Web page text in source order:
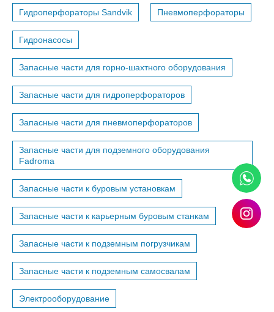
Гидроперфораторы Sandvik Пневмоперфораторы
Гидронасосы
Запасные части для горно-шахтного оборудования
Запасные части для гидроперфораторов
Запасные части для пневмоперфораторов
Запасные части для подземного оборудования
Fadroma
Запасные части к буровым установкам
Запасные части к карьерным буровым станкам
Запасные части к подземным погрузчикам
Запасные части к подземным самосвалам
Электрооборудование